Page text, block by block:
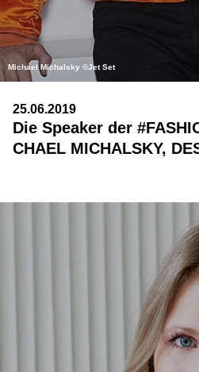
Michael Michalsky ©Jet Set
25.06.2019
Die Speaker der
CHAEL MICHALSKY,